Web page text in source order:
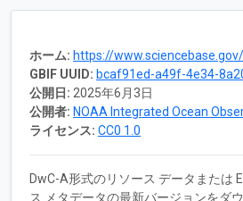
ホーム: https://www.sciencebase.gov/catalog/
GBIF UUID: bcaf91ed-a49f-4e34-
公開日: 2025年6月3日
公開者: NOAA Integrated Ocean
ライセンス: CC0 1.0
DwC-A形式のリソース データまたは
ス メタデータの最新バージョンをダ